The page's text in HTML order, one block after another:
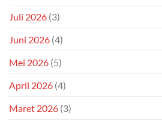
Juli 2026 (3)
Juni 2026 (4)
Mei 2026 (5)
April 2026 (4)
Maret 2026 (3)